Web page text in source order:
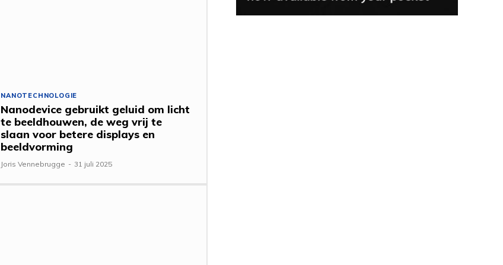
NANOTECHNOLOGIE
Nanodevice gebruikt geluid om licht
te beeldhouwen, de weg vrij te
slaan voor betere displays en
beeldvorming
Joris Vennebrugge - 31 juli 2025